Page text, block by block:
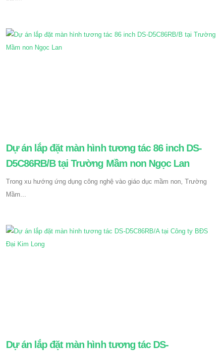
Dự án lắp đặt màn hình tương tác 86 inch DS-
D5C86RB/B tại Trường Mầm non Ngọc Lan
Trong xu hướng ứng dụng công nghệ vào giáo dục mầm non, Trường
Mầm...
Dự án lắp đặt màn hình tương tác DS-